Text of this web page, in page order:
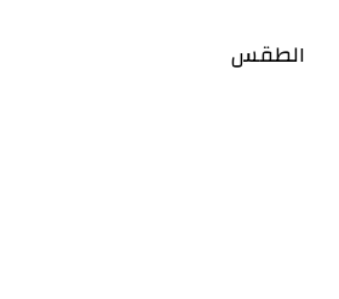
الطقس